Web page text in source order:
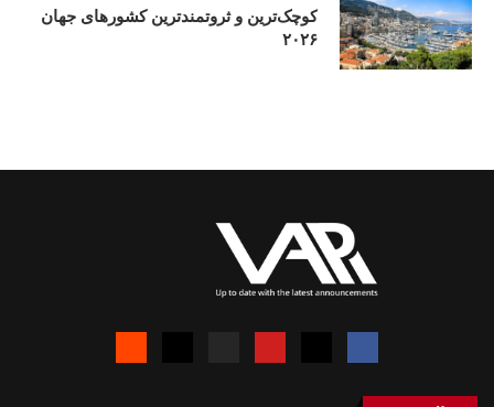
کوچک‌ترین و ثروتمندترین کشورهای جهان
۲۰۲۶